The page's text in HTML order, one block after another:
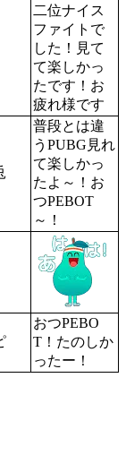
二位ナイス
ファイトで
した！見て
て楽しかっ
たです！お
疲れ様です
普段とは違
うPUBG見れ
て楽しかっ
たよ～！お
つPEBOT
～！
おつPEBO
T！たのしか
ったー！